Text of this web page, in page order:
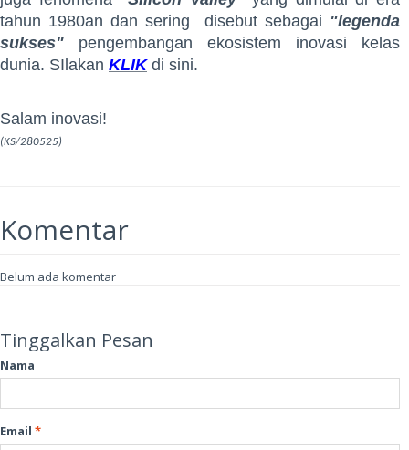
tahun 1980an dan sering disebut sebagai "legenda
sukses" pengembangan ekosistem inovasi kelas
dunia. SIlakan KLIKdi sini.
Salam inovasi!
(KS/280525)
Komentar
Belum ada komentar
Tinggalkan Pesan
Nama
Email *